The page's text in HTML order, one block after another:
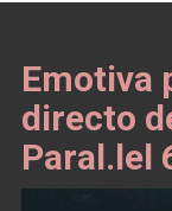
Emotiva
directo
Paral.lel